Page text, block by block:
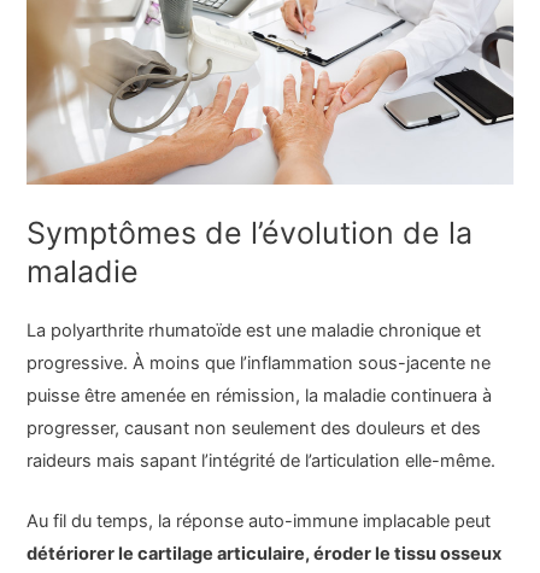
Symptômes de l’évolution de la
maladie
La polyarthrite rhumatoïde est une maladie chronique et
progressive. À moins que l’inflammation sous-jacente ne
puisse être amenée en rémission, la maladie continuera à
progresser, causant non seulement des douleurs et des
raideurs mais sapant l’intégrité de l’articulation elle-même.
Au fil du temps, la réponse auto-immune implacable peut
détériorer le cartilage articulaire, éroder le tissu osseux